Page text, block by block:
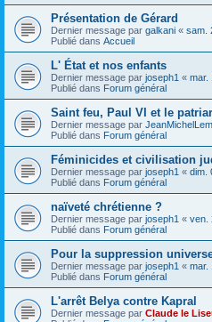
Présentation de Gérard
Dernier message par galkani « sam.
Publié dans Accueil
L' État et nos enfants
Dernier message par joseph1 « mar.
Publié dans Forum général
Saint feu, Paul VI et le
Dernier message par
Publié dans Forum général
Féminicides et civilisation
Dernier message par joseph1 « dim.
Publié dans Forum général
naïveté chrétienne ?
Dernier message par joseph1 « ven.
Publié dans Forum général
Pour la suppression
Dernier message par joseph1 « mar.
Publié dans Forum général
L'arrêt Belya contre Kapral
Dernier message par Claude le